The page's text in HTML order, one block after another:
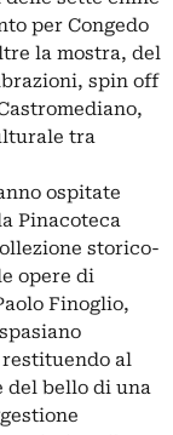
per Congedo
la mostra, del
spin off
tra
ospitate
Pinacoteca
storico-
opere di
Finoglio,
al
del bello di una